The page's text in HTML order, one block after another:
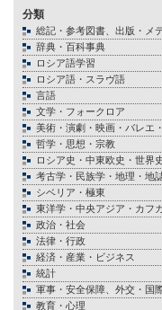
分類
総記・参考図書、出版・メ
辞典・百科事典
ロシア語学習
ロシア語・スラヴ語
言語
文学・フォークロア
美術・演劇・映画・バレエ
哲学・思想・宗教
ロシア史・中東欧史・世界
考古学・民族学・地理・地
シベリア・極東
東洋学・中央アジア・カフ
政治・社会
法律・行政
経済・産業・ビジネス
統計
軍事・安全保障、外交・国
教育・心理